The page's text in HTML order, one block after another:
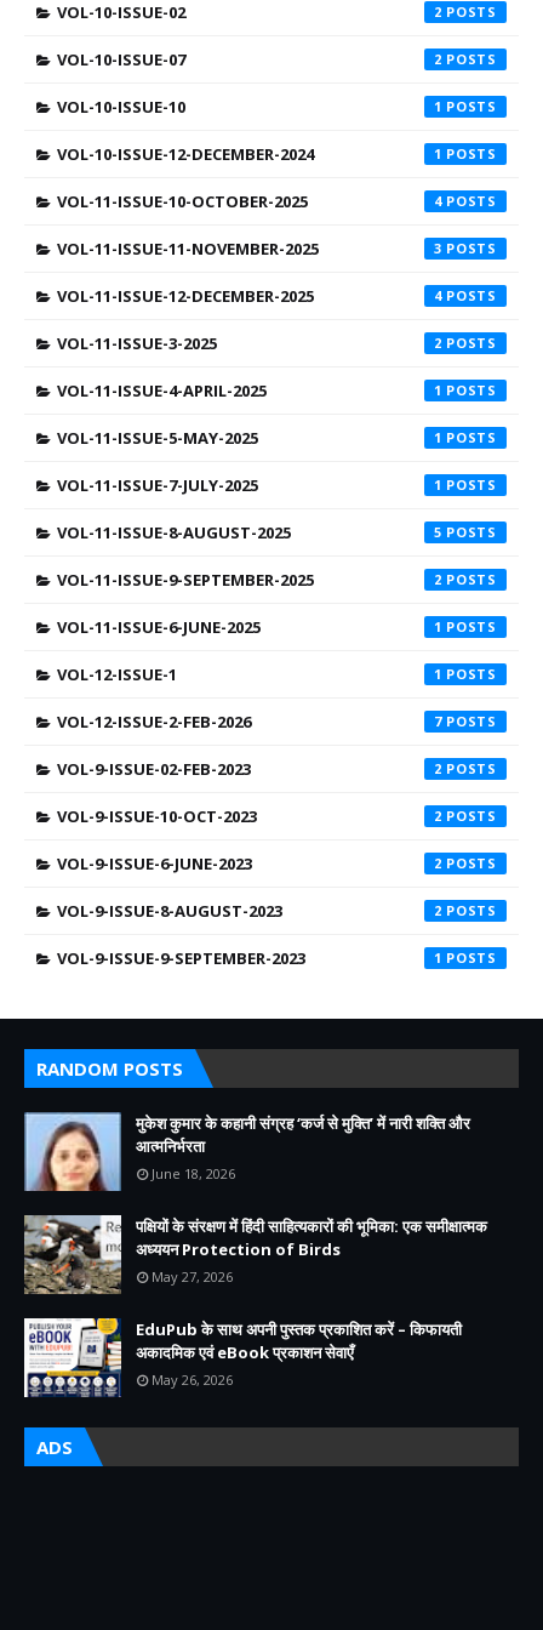
VOL-10-ISSUE-02 2
VOL-10-ISSUE-07 2
VOL-10-ISSUE-10 1
VOL-10-ISSUE-12-DECEMBER-2024 1
VOL-11-ISSUE-10-OCTOBER-2025 4
VOL-11-ISSUE-11-NOVEMBER-2025 3
VOL-11-ISSUE-12-DECEMBER-2025 4
VOL-11-ISSUE-3-2025 2
VOL-11-ISSUE-4-APRIL-2025 1
VOL-11-ISSUE-5-MAY-2025 1
VOL-11-ISSUE-7-JULY-2025 1
VOL-11-ISSUE-8-AUGUST-2025 5
VOL-11-ISSUE-9-SEPTEMBER-2025 2
VOL-11-ISSUE-6-JUNE-2025 1
VOL-12-ISSUE-1 1
VOL-12-ISSUE-2-FEB-2026 7
VOL-9-ISSUE-02-FEB-2023 2
VOL-9-ISSUE-10-OCT-2023 2
VOL-9-ISSUE-6-JUNE-2023 2
VOL-9-ISSUE-8-AUGUST-2023 2
VOL-9-ISSUE-9-SEPTEMBER-2023 1
RANDOM POSTS
मुकेश कुमार के कहानी संग्रह ‘कर्ज से मुक्ति’ में नारी शक्ति और
आत्मनिर्भरता
June 18, 2026
पक्षियों के संरक्षण में हिंदी साहित्यकारों की भूमिका: एक समीक्षात्मक
अध्ययन Protection of Birds
May 27, 2026
EduPub के साथ अपनी पुस्तक प्रकाशित करें – किफायती
अकादमिक एवं eBook प्रकाशन सेवाएँ
May 26, 2026
ADS